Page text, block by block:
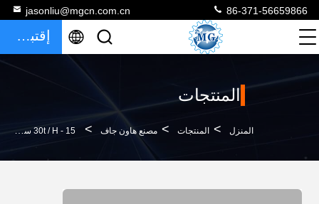
jasonliu@mgcn.com.cn 86-371-56659866
إقتباس
المنتجات
المنزل > المنتجات > مصنع هاون جاف > 15 - 30t / H سعة برج نوع مصنع هاون جاف 220 - 440V الجهد 12 شهرا الضمان